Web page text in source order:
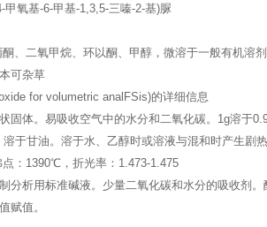
氧基-6-甲基-1,3,5-三嗪-2-基)脲
、二氧甲烷、环以酮、甲醇，微溶于一般有机溶
可杂草
for volumetric analFSis)的详细信息
固体。易吸收空气中的水分和二氧化碳。1g溶于
于甘油。溶于水、乙醇时或溶液与混和时产生剧
：1390℃，折光率：1.473-1.475
分析用标准碱液。少量二氧化碳和水分的吸收剂
赋值。